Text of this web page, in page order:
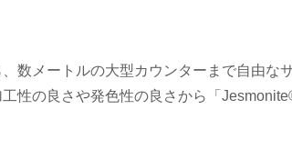
数メートルの大型カウンターまで自由な
性の良さや発色性の良さから「